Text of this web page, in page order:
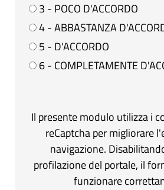
3 - POCO D'ACCORDO
4 - ABBASTANZA
5 - D'ACCORDO
6 - COMPLETAMENTE
Il presente modulo utilizza i
reCaptcha per migliorare
navigazione.
profilazione del portale, il
funzionare